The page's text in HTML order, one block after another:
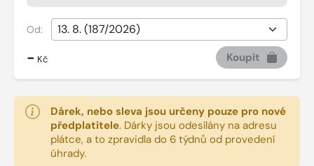
Od:
- Kč Koupit
Dárek, nebo sleva jsou určeny pouze pro nové
předplatitele. Dárky jsou odesílány na adresu
plátce, a to zpravidla do 6 týdnů od provedení
úhrady.